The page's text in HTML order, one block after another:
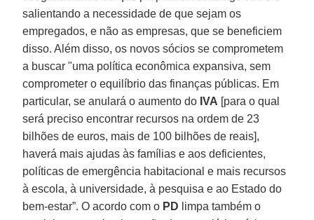
salientando a necessidade de que sejam os
empregados, e não as empresas, que se beneficiem
disso. Além disso, os novos sócios se comprometem
a buscar "uma política econômica expansiva, sem
comprometer o equilíbrio das finanças públicas. Em
particular, se anulará o aumento do IVA [para o qual
será preciso encontrar recursos na ordem de 23
bilhões de euros, mais de 100 bilhões de reais],
haverá mais ajudas às famílias e aos deficientes,
políticas de emergência habitacional e mais recursos
à escola, à universidade, à pesquisa e ao Estado do
bem-estar”. O acordo com o PD limpa também o